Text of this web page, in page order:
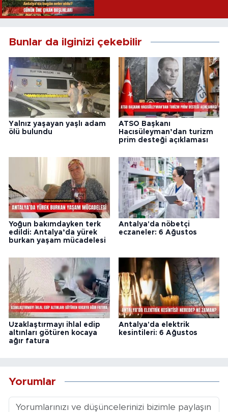
Bunlar da ilginizi çekebilir
Yalnız yaşayan yaşlı adam
ölü bulundu
ATSO Başkanı
Hacısüleyman’dan turizm
prim desteği açıklaması
Yoğun bakımdayken terk
edildi: Antalya’da yürek
burkan yaşam mücadelesi
Antalya'da nöbetçi
eczaneler: 6 Ağustos
Uzaklaştırmayı ihlal edip
altınları götüren kocaya
ağır fatura
Antalya'da elektrik
kesintileri: 6 Ağustos
Yorumlar